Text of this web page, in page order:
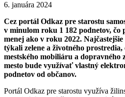
6. januára 2024
Cez portál Odkaz pre starostu
v minulom roku 1 182 podnetov, čo
menej ako v roku 2022.
týkali zelene a životného prostredia,
mestského mobiliáru a dopravného
mesto bude využívať vlastný
podnetov od občanov.
Portál Odkaz pre starostu využíva